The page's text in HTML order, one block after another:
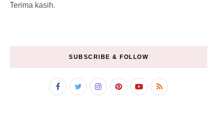
Terima kasih.
SUBSCRIBE & FOLLOW